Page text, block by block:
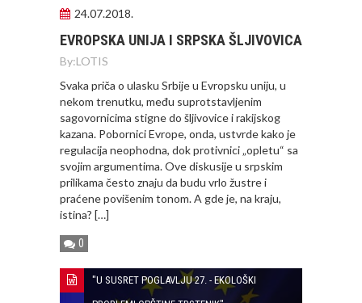
24.07.2018.
EVROPSKA UNIJA I SRPSKA ŠLJIVOVICA
By:LOTIS
Svaka priča o ulasku Srbije u Evropsku uniju, u
nekom trenutku, među suprotstavljenim
sagovornicima stigne do šljivovice i rakijskog
kazana. Pobornici Evrope, onda, ustvrde kako je
regulacija neophodna, dok protivnici „opletu“ sa
svojim argumentima. Ove diskusije u srpskim
prilikama često znaju da budu vrlo žustre i
praćene povišenim tonom. A gde je, na kraju,
istina? […]
0
"U SUSRET POGLAVLJU 27. - EKOLOŠKI